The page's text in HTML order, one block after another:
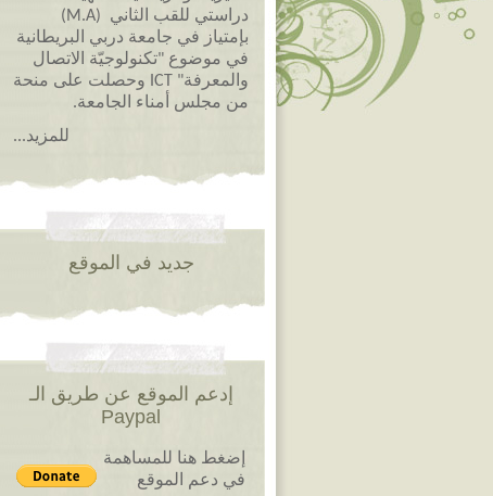
دراستي للقب الثاني (M.A)
بإمتياز في جامعة دربي البريطانية
في موضوع "تكنولوجيّة الاتصال
والمعرفة" ICT وحصلت على منحة
من مجلس أمناء الجامعة.
للمزيد...
جديد في الموقع
إدعم الموقع عن طريق الـ
Paypal
إضغط هنا للمساهمة
في دعم الموقع